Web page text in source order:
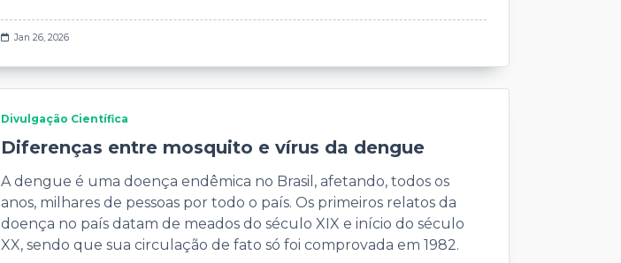
Jan 26, 2026
Divulgação Científica
Diferenças entre mosquito e vírus da dengue
A dengue é uma doença endêmica no Brasil, afetando, todos os
anos, milhares de pessoas por todo o país. Os primeiros relatos da
doença no país datam de meados do século XIX e início do século
XX, sendo que sua circulação de fato só foi comprovada em 1982.